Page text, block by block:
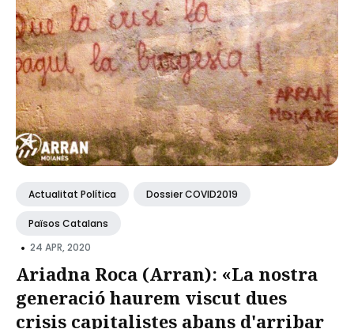
Actualitat Política Dossier COVID2019
Països Catalans
• 24 APR, 2020
Ariadna Roca (Arran): «La nostra
generació haurem viscut dues
crisis capitalistes abans d'arribar